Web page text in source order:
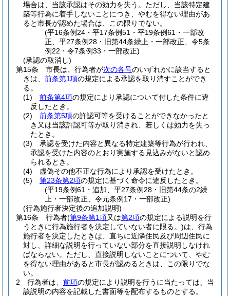
場合は、当該承認はその効力を失う。 ただし、当該特定建
築等行為に着手しないことにつき、やむを得ない理由があ
ると市長が認めた場合は、この限りでない。
(平16条例24・平17条例51・平19条例61・一部改
正、平27条例28・旧第44条繰上・一部改正、令5条
例22・令7条例33・一部改正)
(承認の取消し)
第15条
市長は、行為者が次の各号のいずれかに該当すると
きは、 前条第1項の規定による承認を取り消すことができ
る。
(1)
前条第4項の規定により承認について付した条件に違
反したとき。
(2)
前条第5項の許認可等を受けることができなかったと
き又は当該許認可等が取り消され、若しくは効力を失っ
たとき。
(3)
承認を受けた内容と異なる特定建築等行為が行われ、
承認を受けた内容のとおり実施する見込みがないと認め
られるとき。
(4)
虚偽その他不正な行為により承認を受けたとき。
(5)
第23条第2項の規定に基づく命令に違反したとき。
(平19条例61・追加、平27条例28・旧第44条の2繰
上・一部改正、令元条例17・一部改正)
(行為施行者決定後の追加説明)
第16条
行為者(第9条第1項又は第2項の規定による説明を行
うときに行為施行者を決定していない者に限る。)は、行為
施行者を決定したときは、直ちに近隣住民及び周辺住民に
対し、詳細な説明を行っていない部分を直接説明しなけれ
ばならない。 ただし、直接説明しないことについて、やむ
を得ない理由があると市長が認めるときは、この限りでな
い。
2
行為者は、 前項の規定により説明を行うに当たっては、当
該説明の内容を記載した書面等を配布するものとする。